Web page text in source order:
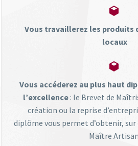


Vous travaillerez les produits
locaux


Vous accéderez au plus haut
l’excellence : le Brevet de
création ou la reprise
diplôme vous permet d’obtenir,
Maître